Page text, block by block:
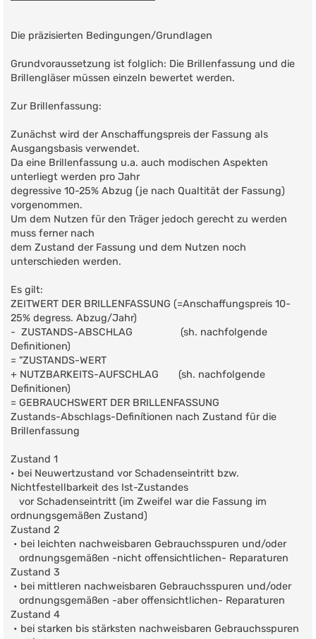
Die präzisierten Bedingungen/Grundlagen
Grundvoraussetzung ist folglich: Die Brillenfassung und die
Brillengläser müssen einzeln bewertet werden.
Zur Brillenfassung:
Zunächst wird der Anschaffungspreis der Fassung als
Ausgangsbasis verwendet.
Da eine Brillenfassung u.a. auch modischen Aspekten
unterliegt werden pro Jahr
degressive 10-25% Abzug (je nach Qualtität der Fassung)
vorgenommen.
Um dem Nutzen für den Träger jedoch gerecht zu werden
muss ferner nach
dem Zustand der Fassung und dem Nutzen noch
unterschieden werden.
Es gilt:
ZEITWERT DER BRILLENFASSUNG (=Anschaffungspreis 10-
25% degress. Abzug/Jahr)
- ZUSTANDS-ABSCHLAG (sh. nachfolgende
Definitionen)
= "ZUSTANDS-WERT
+ NUTZBARKEITS-AUFSCHLAG (sh. nachfolgende
Definitionen)
= GEBRAUCHSWERT DER BRILLENFASSUNG
Zustands-Abschlags-Definítionen nach Zustand für die
Brillenfassung
Zustand 1
• bei Neuwertzustand vor Schadenseintritt bzw.
Nichtfestellbarkeit des Ist-Zustandes
vor Schadenseintritt (im Zweifel war die Fassung im
ordnungsgemäßen Zustand)
Zustand 2
• bei leichten nachweisbaren Gebrauchsspuren und/oder
ordnungsgemäßen -nicht offensichtlichen- Reparaturen
Zustand 3
• bei mittleren nachweisbaren Gebrauchsspuren und/oder
ordnungsgemäßen -aber offensichtlichen- Reparaturen
Zustand 4
• bei starken bis stärksten nachweisbaren Gebrauchsspuren